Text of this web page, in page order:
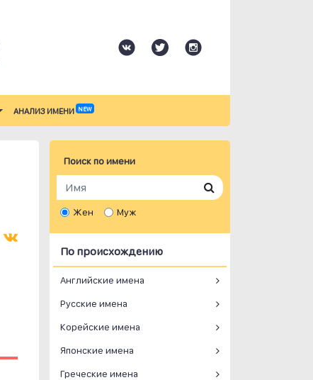
АНАЛИЗ ИМЕНИ NEW
Поиск по имени
Жен Муж
По происхождению
Английские имена
Русские имена
Корейские имена
Японские имена
Греческие имена